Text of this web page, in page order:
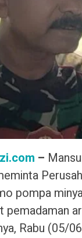
–
pompa
pemadaman
Rabu (05/